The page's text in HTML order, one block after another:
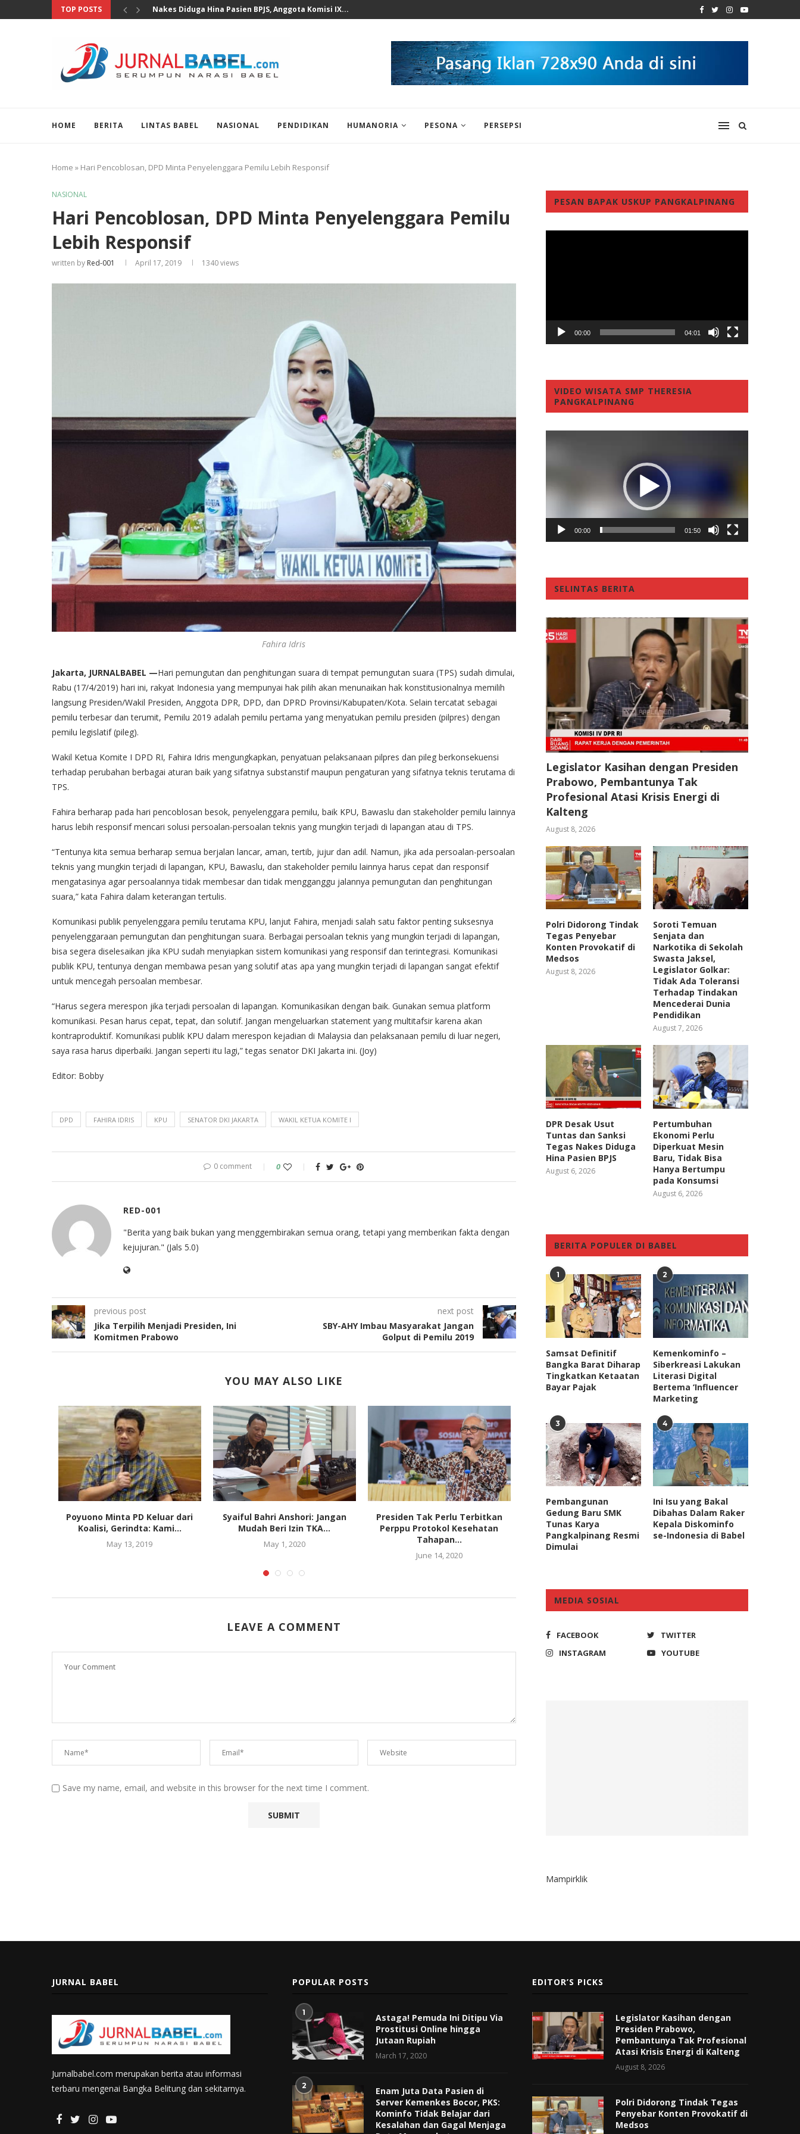
TOP POSTS MKD DPR Segera Bahas Laporan KWP Terhadap Deddy...
HOME BERITA LINTAS BABEL NASIONAL PENDIDIKAN HUMANORIA PESONA PERSEPSI
Home » Hari Pencoblosan, DPD Minta Penyelenggara Pemilu Lebih Responsif
NASIONAL
Hari Pencoblosan, DPD Minta Penyelenggara Pemilu
Lebih Responsif
written by Red-001 April 17, 2019 1340views
Fahira Idris
Jakarta, JURNALBABEL —Hari pemungutan dan penghitungan suara di tempat pemungutan suara (TPS) sudah dimulai,
Rabu (17/4/2019) hari ini, rakyat Indonesia yang mempunyai hak pilih akan menunaikan hak konstitusionalnya memilih
langsung Presiden/Wakil Presiden, Anggota DPR, DPD, dan DPRD Provinsi/Kabupaten/Kota. Selain tercatat sebagai
pemilu terbesar dan terumit, Pemilu 2019 adalah pemilu pertama yang menyatukan pemilu presiden (pilpres) dengan
pemilu legislatif (pileg).
Wakil Ketua Komite I DPD RI, Fahira Idris mengungkapkan, penyatuan pelaksanaan pilpres dan pileg berkonsekuensi
terhadap perubahan berbagai aturan baik yang sifatnya substanstif maupun pengaturan yang sifatnya teknis terutama di
TPS.
Fahira berharap pada hari pencoblosan besok, penyelenggara pemilu, baik KPU, Bawaslu dan stakeholder pemilu lainnya
harus lebih responsif mencari solusi persoalan-persoalan teknis yang mungkin terjadi di lapangan atau di TPS.
“Tentunya kita semua berharap semua berjalan lancar, aman, tertib, jujur dan adil. Namun, jika ada persoalan-persoalan
teknis yang mungkin terjadi di lapangan, KPU, Bawaslu, dan stakeholder pemilu lainnya harus cepat dan responsif
mengatasinya agar persoalannya tidak membesar dan tidak mengganggu jalannya pemungutan dan penghitungan
suara,” kata Fahira dalam keterangan tertulis.
Komunikasi publik penyelenggara pemilu terutama KPU, lanjut Fahira, menjadi salah satu faktor penting suksesnya
penyelenggaraan pemungutan dan penghitungan suara. Berbagai persoalan teknis yang mungkin terjadi di lapangan,
bisa segera diselesaikan jika KPU sudah menyiapkan sistem komunikasi yang responsif dan terintegrasi. Komunikasi
publik KPU, tentunya dengan membawa pesan yang solutif atas apa yang mungkin terjadi di lapangan sangat efektif
untuk mencegah persoalan membesar.
“Harus segera merespon jika terjadi persoalan di lapangan. Komunikasikan dengan baik. Gunakan semua platform
komunikasi. Pesan harus cepat, tepat, dan solutif. Jangan mengeluarkan statement yang multitafsir karena akan
kontraproduktif. Komunikasi publik KPU dalam merespon kejadian di Malaysia dan pelaksanaan pemilu di luar negeri,
saya rasa harus diperbaiki. Jangan seperti itu lagi,” tegas senator DKI Jakarta ini. (Joy)
Editor: Bobby
DPD FAHIRA IDRIS KPU SENATOR DKI JAKARTA WAKIL KETUA KOMITE I
0 comment 0
RED-001
"Berita yang baik bukan yang menggembirakan semua orang, tetapi yang memberikan fakta dengan
kejujuran." (Jals 5.0)
previous post
Jika Terpilih Menjadi Presiden, Ini
Komitmen Prabowo
next post
SBY-AHY Imbau Masyarakat Jangan
Golput di Pemilu 2019
YOU MAY ALSO LIKE
Poyuono Minta PD Keluar dari
Koalisi, Gerindta: Kami...
May 13, 2019
Syaiful Bahri Anshori: Jangan
Mudah Beri Izin TKA...
May 1, 2020
Presiden Tak Perlu Terbitkan
Perppu Protokol Kesehatan
Tahapan...
June 14, 2020
Komisi III DPR: Usut Tuntas
Kejanggalan Pemberian Izin...
July 10, 2020
Waspadai Hantavirus,
DPR Ajak Masyarakat
Pola...
LEAVE A COMMENT
Save my name, email, and website in this browser for the next time I comment.
PESAN BAPAK USKUP PANGKALPINANG
00:00 04:01
VIDEO WISATA SMP THERESIA
PANGKALPINANG
00:00 01:50
SELINTAS BERITA
Legislator Kasihan dengan Presiden
Prabowo, Pembantunya Tak
Profesional Atasi Krisis Energi di
Kalteng
August 8, 2026
Polri Didorong Tindak
Tegas Penyebar
Konten Provokatif di
Medsos
August 8, 2026
Soroti Temuan
Senjata dan
Narkotika di Sekolah
Swasta Jaksel,
Legislator Golkar:
Tidak Ada Toleransi
Terhadap Tindakan
Mencederai Dunia
Pendidikan
August 7, 2026
DPR Desak Usut
Tuntas dan Sanksi
Tegas Nakes Diduga
Hina Pasien BPJS
August 6, 2026
Pertumbuhan
Ekonomi Perlu
Diperkuat Mesin
Baru, Tidak Bisa
Hanya Bertumpu
pada Konsumsi
August 6, 2026
BERITA POPULER DI BABEL
1
Samsat Definitif
Bangka Barat Diharap
Tingkatkan Ketaatan
Bayar Pajak
2
Kemenkominfo –
Siberkreasi Lakukan
Literasi Digital
Bertema ‘Influencer
Marketing
3
Pembangunan
Gedung Baru SMK
Tunas Karya
Pangkalpinang Resmi
Dimulai
4
Ini Isu yang Bakal
Dibahas Dalam Raker
Kepala Diskominfo
se-Indonesia di Babel
MEDIA SOSIAL
FACEBOOK
TWITTER
INSTAGRAM
YOUTUBE
Mampirklik
JURNAL BABEL
Jurnalbabel.com merupakan berita atau informasi
terbaru mengenai Bangka Belitung dan sekitarnya.
POPULAR POSTS
1
Astaga! Pemuda Ini Ditipu Via
Prostitusi Online hingga
Jutaan Rupiah
March 17, 2020
2
Enam Juta Data Pasien di
Server Kemenkes Bocor, PKS:
Kominfo Tidak Belajar dari
Kesalahan dan Gagal Menjaga
EDITOR’S PICKS
Legislator Kasihan dengan
Presiden Prabowo,
Pembantunya Tak Profesional
Atasi Krisis Energi di Kalteng
August 8, 2026
Polri Didorong Tindak Tegas
Penyebar Konten Provokatif di
Medsos